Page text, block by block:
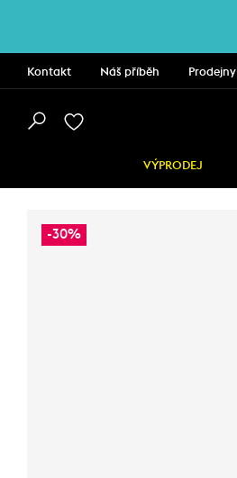
Kontakt Náš příběh Prodejny
VÝPRODEJ
-30%